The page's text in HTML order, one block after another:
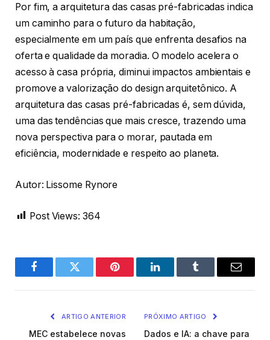
Por fim, a arquitetura das casas pré-fabricadas indica
um caminho para o futuro da habitação,
especialmente em um país que enfrenta desafios na
oferta e qualidade da moradia. O modelo acelera o
acesso à casa própria, diminui impactos ambientais e
promove a valorização do design arquitetônico. A
arquitetura das casas pré-fabricadas é, sem dúvida,
uma das tendências que mais cresce, trazendo uma
nova perspectiva para o morar, pautada em
eficiência, modernidade e respeito ao planeta.
Autor: Lissome Rynore
Post Views: 364
FacebookTwitter Pinterest LinkedInTumblr Email
ARTIGO ANTERIOR
MEC estabelece novas
PRÓXIMO ARTIGO
Dados e IA: a chave para